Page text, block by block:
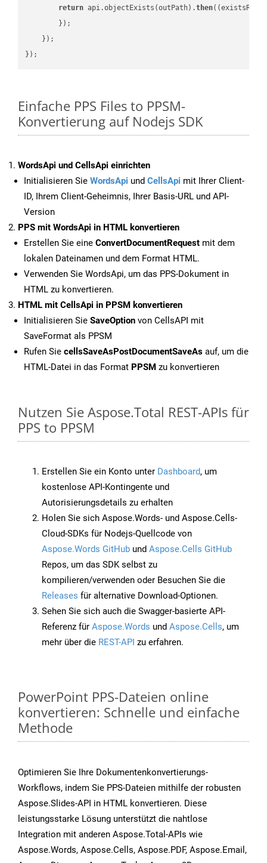
return api.objectExists(outPath).then(
        });
    });
Einfache PPS Files to PPSM-
Konvertierung auf Nodejs SDK
WordsApi und CellsApi einrichten
Initialisieren Sie WordsApi und CellsApi mit Ihrer Client-
ID, Ihrem Client-Geheimnis, Ihrer Basis-URL und API-
Version
PPS mit WordsApi in HTML konvertieren
Erstellen Sie eine ConvertDocumentRequest mit dem
lokalen Dateinamen und dem Format HTML.
Verwenden Sie WordsApi, um das PPS-Dokument in
HTML zu konvertieren.
HTML mit CellsApi in PPSM konvertieren
Initialisieren Sie SaveOption von CellsAPI mit
SaveFormat als PPSM
Rufen Sie cellsSaveAsPostDocumentSaveAs auf, um die
HTML-Datei in das Format PPSM zu konvertieren
Nutzen Sie Aspose.Total REST-APIs für
PPS to PPSM
Erstellen Sie ein Konto unter Dashboard, um
kostenlose API-Kontingente und
Autorisierungsdetails zu erhalten
Holen Sie sich Aspose.Words- und Aspose.Cells-
Cloud-SDKs für Nodejs-Quellcode von
Aspose.Words GitHub und Aspose.Cells GitHub
Repos, um das SDK selbst zu
kompilieren/verwenden oder Besuchen Sie die
Releases für alternative Download-Optionen.
Sehen Sie sich auch die Swagger-basierte API-
Referenz für Aspose.Words und Aspose.Cells, um
mehr über die REST-API zu erfahren.
PowerPoint PPS-Dateien online
konvertieren: Schnelle und einfache
Methode
Optimieren Sie Ihre Dokumentenkonvertierungs-
Workflows, indem Sie PPS-Dateien mithilfe der robusten
Aspose.Slides-API in HTML konvertieren. Diese
leistungsstarke Lösung unterstützt die nahtlose
Integration mit anderen Aspose.Total-APIs wie
Aspose.Words, Aspose.Cells, Aspose.PDF, Aspose.Email,